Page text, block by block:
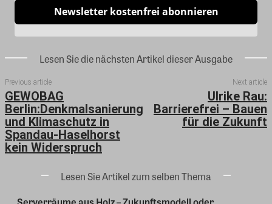
Newsletter kostenfrei abonnieren
Lesen Sie die nächsten Artikel dieser Ausgabe
Previous article
GEWOBAG
Berlin:Denkmalsanierung
und Klimaschutz in
Spandau-Haselhorst
kein Widerspruch
Next article
Ulrike Rau:
Barrierefrei – Bauen
für die Zukunft
Lesen Sie Artikel zum selben Thema